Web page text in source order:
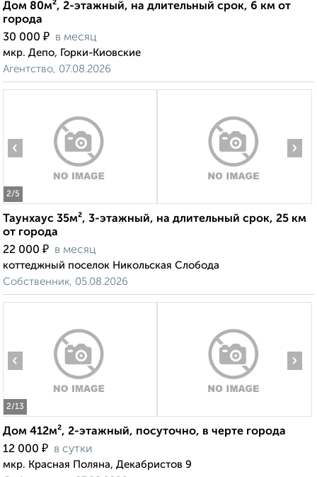
Дом 80м², 2-этажный, на длительный срок, 6 км от
города
30 000 ₽ в месяц
мкр. Депо, Горки-Киовские
Агентство, 07.08.2026
2/5
‹ ›
Таунхаус 35м², 3-этажный, на длительный срок, 25 км
от города
22 000 ₽ в месяц
коттеджный поселок Никольская Слобода
Собственник, 05.08.2026
2/13
‹ ›
Дом 412м², 2-этажный, посуточно, в черте города
12 000 ₽ в сутки
мкр. Красная Поляна, Декабристов 9